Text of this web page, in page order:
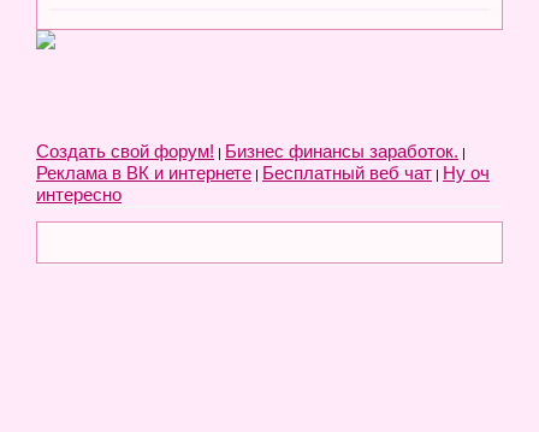
Создать свой форум! | Бизнес финансы заработок. |
Реклама в ВК и интернете | Бесплатный веб чат | Ну оч
интересно